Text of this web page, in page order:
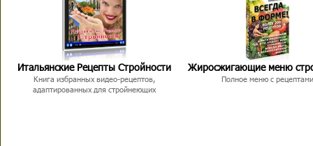
Итальянские Рецепты Стройности
Книга избранных видео-рецептов,
адаптированных для стройнеющих
Жиросжигающие меню
Полное меню с рецептами